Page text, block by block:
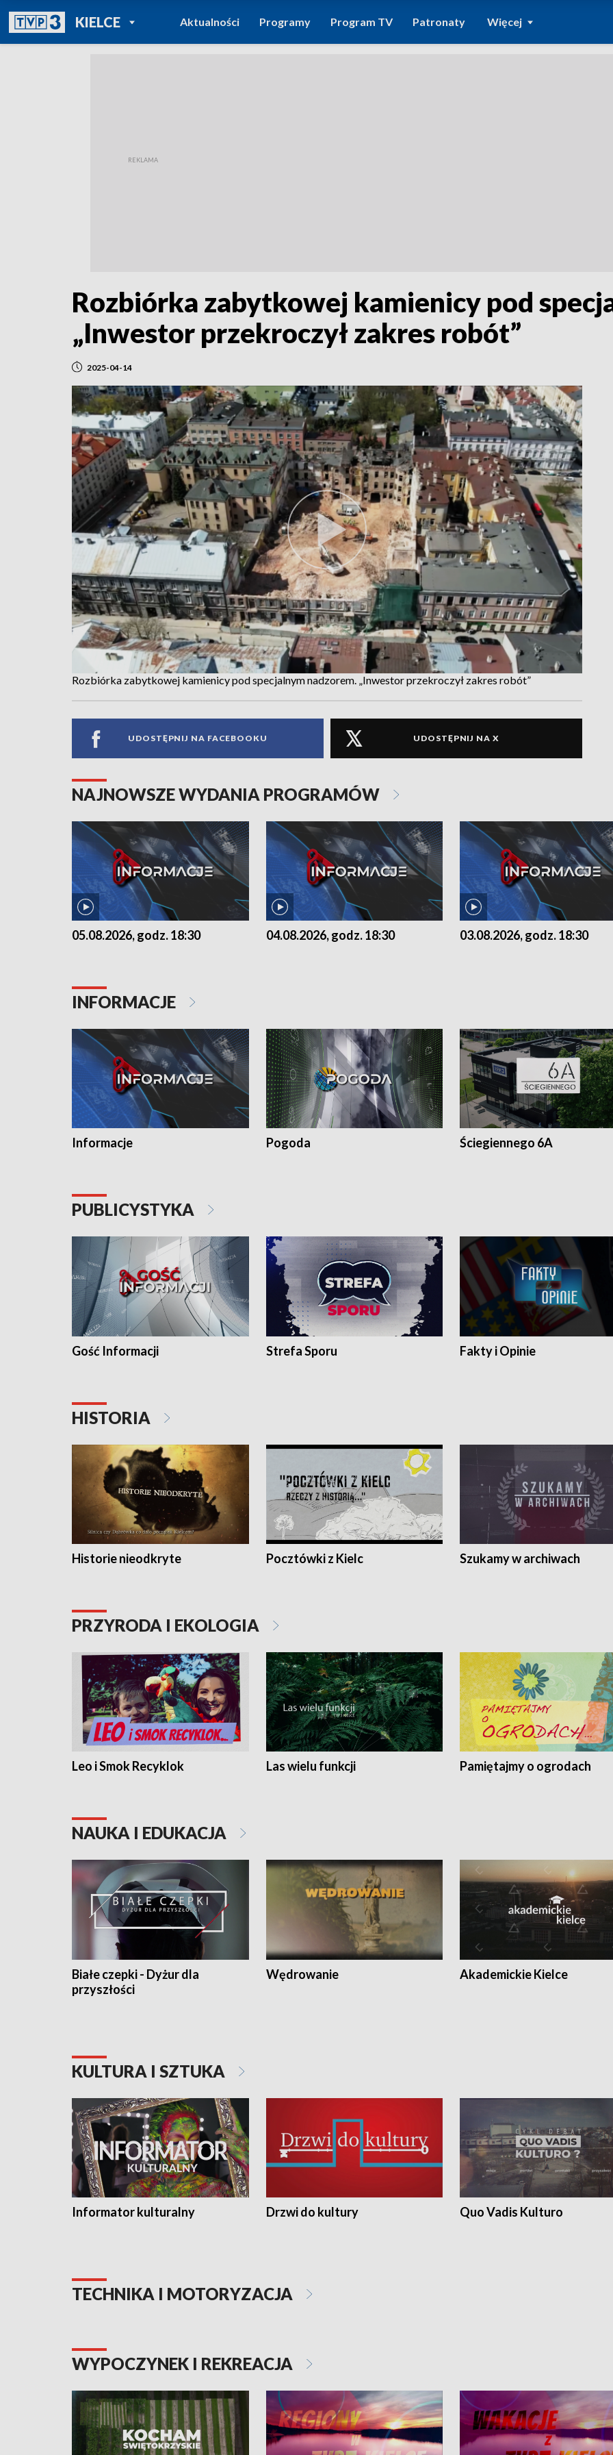
KIELCEPOWRÓT DO
TVP REGIONY
Aktualności Programy Program TV Patronaty Więcej
Rozbiórka zabytkowej kamienicy pod
„Inwestor przekroczył zakres robót”
2025-04-14
Rozbiórka zabytkowej kamienicy pod specjalnym nadzorem. „Inwestor przekroczył zakres robót”
UDOSTĘPNIJ NA FACEBOOKU UDOSTĘPNIJ NA X
NAJNOWSZE WYDANIA PROGRAMÓW
05.08.2026, godz. 18:30 04.08.2026, godz. 18:30 03.08.2026, godz. 18:30
INFORMACJE
Informacje Pogoda Ściegiennego 6A
PUBLICYSTYKA
Gość Informacji Strefa Sporu Fakty i Opinie
HISTORIA
Historie nieodkryte Pocztówki z Kielc Szukamy w archiwach
PRZYRODA I EKOLOGIA
Leo i Smok Recyklok Las wielu funkcji Pamiętajmy o ogrodach
NAUKA I EDUKACJA
Białe czepki - Dyżur dla
przyszłości
Wędrowanie Akademickie Kielce
KULTURA I SZTUKA
Informator kulturalny Drzwi do kultury Quo Vadis Kulturo
TECHNIKA I MOTORYZACJA
WYPOCZYNEK I REKREACJA